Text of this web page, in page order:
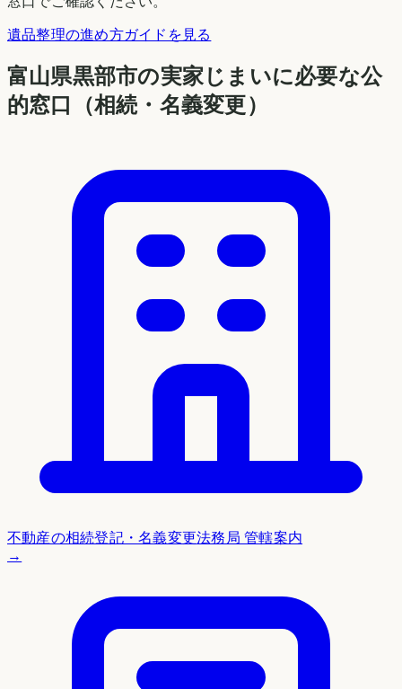
遺品整理の進め方ガイドを見る
富山県黒部市の実家じまいに必要な公
的窓口（相続・名義変更）
不動産の相続登記・名義変更法務局 管轄案内
→